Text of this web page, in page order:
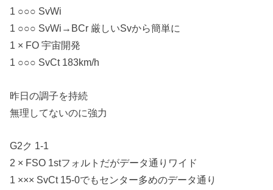
1 ○○○ SvWi
1 ○○○ SvWi→BCr 厳しいSvから簡単に
1 × FO 宇宙開発
1 ○○○ SvCt 183km/h
昨日の調子を持続
無理してないのに強力
G2ク 1-1
2 × FSO 1stフォルトだがデータ通りワイド
1 ××× SvCt 15-0でもセンター多めのデータ通り